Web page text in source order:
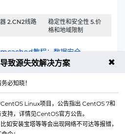
2.CN2线路
稳定性和安全性 5.价
格和地域限制
教程：数据安全
致源失效解决方案 ✖
必知晓！
Linux项目，公告指出 CentOS 7和
持，详情见CentOS官方公告。
如安装宝塔等等会出现网络不可达等报错，